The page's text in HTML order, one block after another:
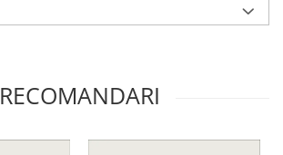
RECOMANDARI